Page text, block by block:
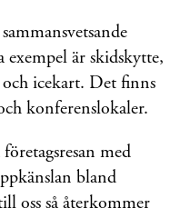
är skidskytte,
icekart. Det finns
konferenslokaler.
med
bland
oss så återkommer